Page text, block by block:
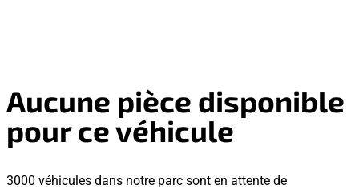
Aucune pièce disponible
pour ce véhicule
3000 véhicules dans notre parc sont en attente de